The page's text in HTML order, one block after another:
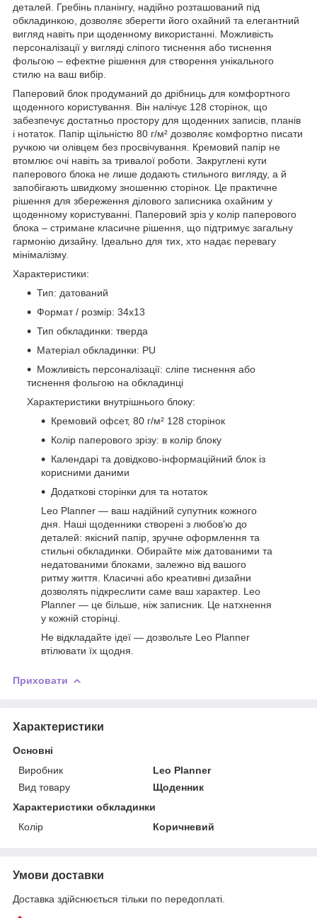
деталей. Гребінь планінгу, надійно розташований під
обкладинкою, дозволяє зберегти його охайний та елегантний
вигляд навіть при щоденному використанні. Можливість
персоналізації у вигляді сліпого тиснення або тиснення
фольгою – ефектне рішення для створення унікального
стилю на ваш вибір.
Паперовий блок продуманий до дрібниць для комфортного
щоденного користування. Він налічує 128 сторінок, що
забезпечує достатньо простору для щоденних записів, планів
і нотаток. Папір щільністю 80 г/м² дозволяє комфортно писати
ручкою чи олівцем без просвічування. Кремовий папір не
втомлює очі навіть за тривалої роботи. Закруглені кути
паперового блока не лише додають стильного вигляду, а й
запобігають швидкому зношенню сторінок. Це практичне
рішення для збереження ділового записника охайним у
щоденному користуванні. Паперовий зріз у колір паперового
блока – стримане класичне рішення, що підтримує загальну
гармонію дизайну. Ідеально для тих, хто надає перевагу
мінімалізму.
Характеристики:
Тип: датований
Формат / розмір: 34х13
Тип обкладинки: тверда
Матеріал обкладинки: PU
Можливість персоналізації: сліпе тиснення або
тиснення фольгою на обкладинці
Характеристики внутрішнього блоку:
Кремовий офсет, 80 г/м² 128 сторінок
Колір паперового зрізу: в колір блоку
Календарі та довідково-інформаційний блок із
корисними даними
Додаткові сторінки для та нотаток
Leo Planner — ваш надійний супутник кожного
дня. Наші щоденники створені з любов’ю до
деталей: якісний папір, зручне оформлення та
стильні обкладинки. Обирайте між датованими та
недатованими блоками, залежно від вашого
ритму життя. Класичні або креативні дизайни
дозволять підкреслити саме ваш характер. Leo
Planner — це більше, ніж записник. Це натхнення
у кожній сторінці.
Не відкладайте ідеї — дозвольте Leo Planner
втілювати їх щодня.
Приховати
Характеристики
Основні
Виробник
Leo Planner
Вид товару
Щоденник
Характеристики обкладинки
Колір
Коричневий
Умови доставки
Доставка здійснюється тільки по передоплаті.